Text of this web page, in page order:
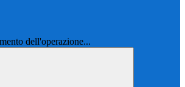
dell'operazione...